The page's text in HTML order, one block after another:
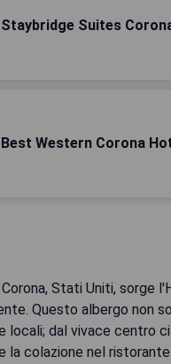
Staybridge Suites
Best Western Corona
Stati Uniti, sorge
Questo albergo non
locali; dal vivace centro
la colazione nel